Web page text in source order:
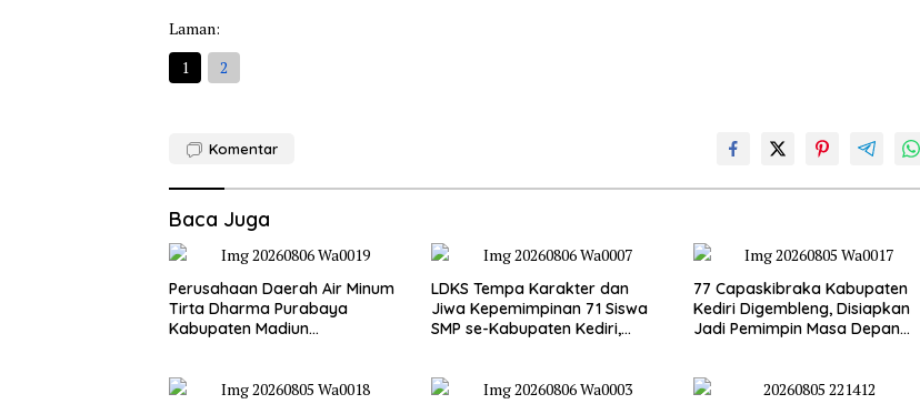
Laman:
1
2
Komentar
Baca Juga
Perusahaan Daerah Air Minum
Tirta Dharma Purabaya
Kabupaten Madiun
Kemerdekaan RI Ke – 81
LDKS Tempa Karakter dan
Jiwa Kepemimpinan 71 Siswa
SMP se-Kabupaten Kediri,
77 Capaskibraka Kabupaten
Kediri Digembleng, Disiapkan
Jadi Pemimpin Masa Depan